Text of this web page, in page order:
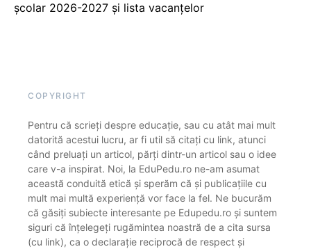
școlar 2026-2027 și lista vacanțelor
COPYRIGHT
Pentru că scrieți despre educație, sau cu atât mai mult
datorită acestui lucru, ar fi util să citați cu link, atunci
când preluați un articol, părți dintr-un articol sau o idee
care v-a inspirat. Noi, la EduPedu.ro ne-am asumat
această conduită etică și sperăm că și publicațiile cu
mult mai multă experiență vor face la fel. Ne bucurăm
că găsiți subiecte interesante pe Edupedu.ro și suntem
siguri că înțelegeți rugămintea noastră de a cita sursa
(cu link), ca o declarație reciprocă de respect și